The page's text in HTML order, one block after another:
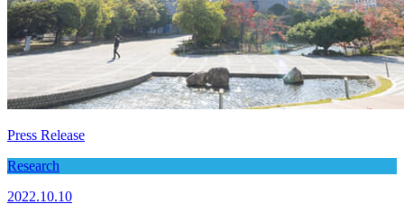
Press Release
Research
2022.10.10